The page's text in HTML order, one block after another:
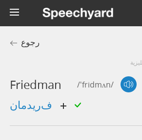
رجوع
Friedman /'fridmʌn/